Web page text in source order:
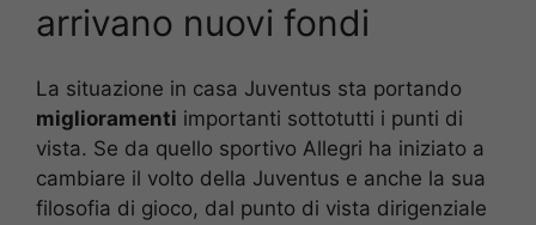
arrivano nuovi fondi
La situazione in casa Juventus sta portando
miglioramenti importanti sottotutti i punti di
vista. Se da quello sportivo Allegri ha iniziato a
cambiare il volto della Juventus e anche la sua
filosofia di gioco, dal punto di vista dirigenziale